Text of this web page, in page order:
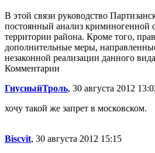
В этой связи руководство
постоянный анализ криминогенной
территории района. Кроме того,
дополнительные меры,
незаконной реализации данного
Комментарии
ГнусныйТроль, 30 августа 2012
хочу такой же запрет в московском.
Biscvit, 30 августа 2012 15:15